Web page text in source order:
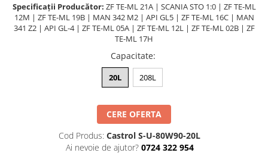
Specificații Producător: ZF TE-ML 21A | SCANIA STO 1:0 | ZF TE-ML
12M | ZF TE-ML 19B | MAN 342 M2 | API GL5 | ZF TE-ML 16C | MAN
341 Z2 | API GL-4 | ZF TE-ML 05A | ZF TE-ML 12L | ZF TE-ML 02B | ZF
TE-ML 17H
Capacitate:
20L 208L
CERE OFERTA
Cod Produs: Castrol S-U-80W90-20L
Ai nevoie de ajutor? 0724 322 954